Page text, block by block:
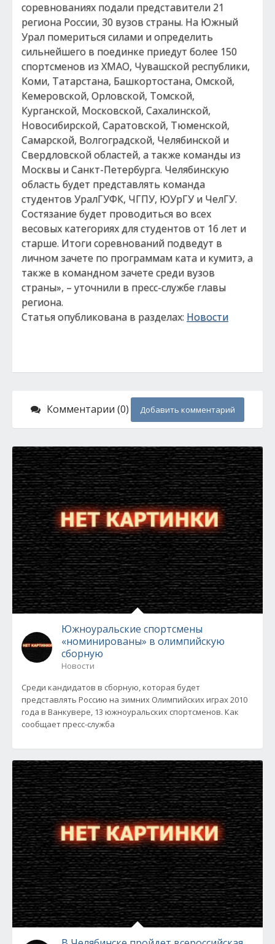
соревнованиях подали представители 21
региона России, 30 вузов страны. На Южный
Урал помериться силами и определить
сильнейшего в поединке приедут более 150
спортсменов из ХМАО, Чувашской республики,
Коми, Татарстана, Башкортостана, Омской,
Кемеровской, Орловской, Томской,
Курганской, Московской, Сахалинской,
Новосибирской, Саратовской, Тюменской,
Самарской, Волгоградской, Челябинской и
Свердловской областей, а также команды из
Москвы и Санкт-Петербурга. Челябинскую
область будет представлять команда
студентов УралГУФК, ЧГПУ, ЮУрГУ и ЧелГУ.
Состязание будет проводиться во всех
весовых категориях для студентов от 16 лет и
старше. Итоги соревнований подведут в
личном зачете по программам ката и кумитэ, а
также в командном зачете среди вузов
страны», – уточнили в пресс-службе главы
региона.
Статья опубликована в разделах: Новости
Комментарии (0) Добавить комментарий
Южноуральские спортсмены
«номинированы» в олимпийскую
сборную
Новости
Среди кандидатов в сборную, которая будет
представлять Россию на зимних Олимпийских играх 2010
года в Ванкувере, 13 южноуральских спортсменов. Как
сообщает пресс-служба